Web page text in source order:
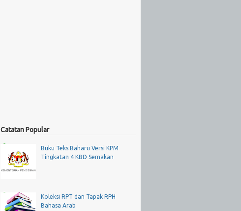
Catatan Popular
Buku Teks Baharu Versi KPM
Tingkatan 4 KBD Semakan
Koleksi RPT dan Tapak RPH
Bahasa Arab